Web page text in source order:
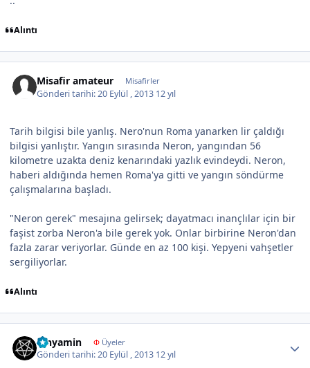
Alıntı
Misafir amateur Misafirler
Gönderi tarihi:20 Eylül , 2013 12 yıl
Tarih bilgisi bile yanlış. Nero'nun Roma yanarken lir çaldığı
bilgisi yanlıştır. Yangın sırasında Neron, yangından 56
kilometre uzakta deniz kenarındaki yazlık evindeydi. Neron,
haberi aldığında hemen Roma'ya gitti ve yangın söndürme
çalışmalarına başladı.
"Neron gerek" mesajına gelirsek; dayatmacı inançlılar için bir
faşist zorba Neron'a bile gerek yok. Onlar birbirine Neron'dan
fazla zarar veriyorlar. Günde en az 100 kişi. Yepyeni vahşetler
sergiliyorlar.
Alıntı
binyamin ΦÜyeler
Gönderi tarihi:20 Eylül , 2013 12 yıl